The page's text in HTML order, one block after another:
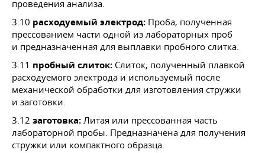
проведения анализа.
3.10 расходуемый электрод: Проба, полученная
прессованием части одной из лабораторных проб
и предназначенная для выплавки пробного слитка.
3.11 пробный слиток: Слиток, полученный плавкой
расходуемого электрода и используемый после
механической обработки для изготовления стружки
и заготовки.
3.12 заготовка: Литая или прессованная часть
лабораторной пробы. Предназначена для получения
стружки или компактного образца.